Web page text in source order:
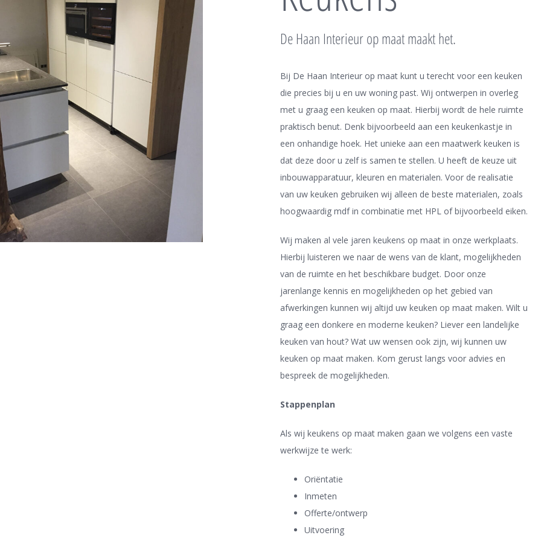
De Haan Interieur op maat maakt het.
Bij De Haan Interieur op maat kunt u terecht voor een keuken
die precies bij u en uw woning past. Wij ontwerpen in overleg
met u graag een keuken op maat. Hierbij wordt de hele ruimte
praktisch benut. Denk bijvoorbeeld aan een keukenkastje in
een onhandige hoek. Het unieke aan een maatwerk keuken is
dat deze door u zelf is samen te stellen. U heeft de keuze uit
inbouwapparatuur, kleuren en materialen. Voor de realisatie
van uw keuken gebruiken wij alleen de beste materialen, zoals
hoogwaardig mdf in combinatie met HPL of bijvoorbeeld eiken.
Wij maken al vele jaren keukens op maat in onze werkplaats.
Hierbij luisteren we naar de wens van de klant, mogelijkheden
van de ruimte en het beschikbare budget. Door onze
jarenlange kennis en mogelijkheden op het gebied van
afwerkingen kunnen wij altijd uw keuken op maat maken. Wilt u
graag een donkere en moderne keuken? Liever een landelijke
keuken van hout? Wat uw wensen ook zijn, wij kunnen uw
keuken op maat maken. Kom gerust langs voor advies en
bespreek de mogelijkheden.
Stappenplan
Als wij keukens op maat maken gaan we volgens een vaste
werkwijze te werk:
Oriëntatie
Inmeten
Offerte/ontwerp
Uitvoering